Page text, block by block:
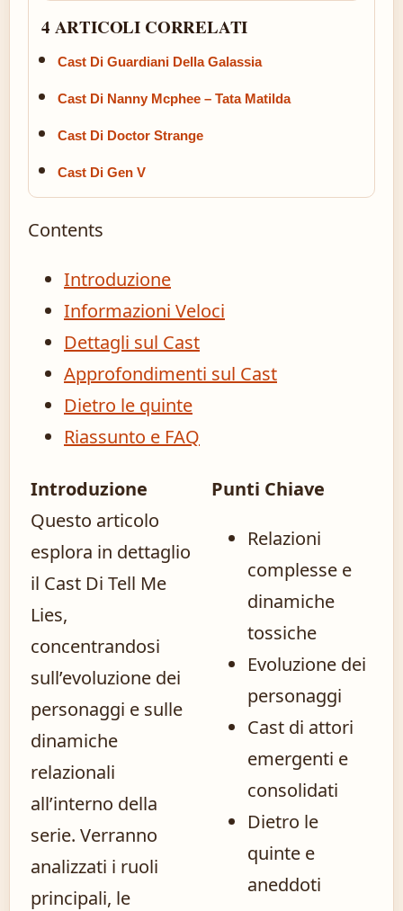
4 ARTICOLI CORRELATI
Cast Di Guardiani Della Galassia
Cast Di Nanny Mcphee – Tata Matilda
Cast Di Doctor Strange
Cast Di Gen V
Contents
Introduzione
Informazioni Veloci
Dettagli sul Cast
Approfondimenti sul Cast
Dietro le quinte
Riassunto e FAQ
Introduzione
Questo articolo
esplora in dettaglio
il Cast Di Tell Me
Lies,
concentrandosi
sull’evoluzione dei
personaggi e sulle
dinamiche
relazionali
all’interno della
serie. Verranno
analizzati i ruoli
principali, le
Punti Chiave
Relazioni
complesse e
dinamiche
tossiche
Evoluzione dei
personaggi
Cast di attori
emergenti e
consolidati
Dietro le
quinte e
aneddoti